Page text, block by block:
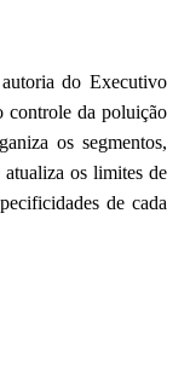
do Executivo
controle da poluição
os segmentos,
os limites de
de cada